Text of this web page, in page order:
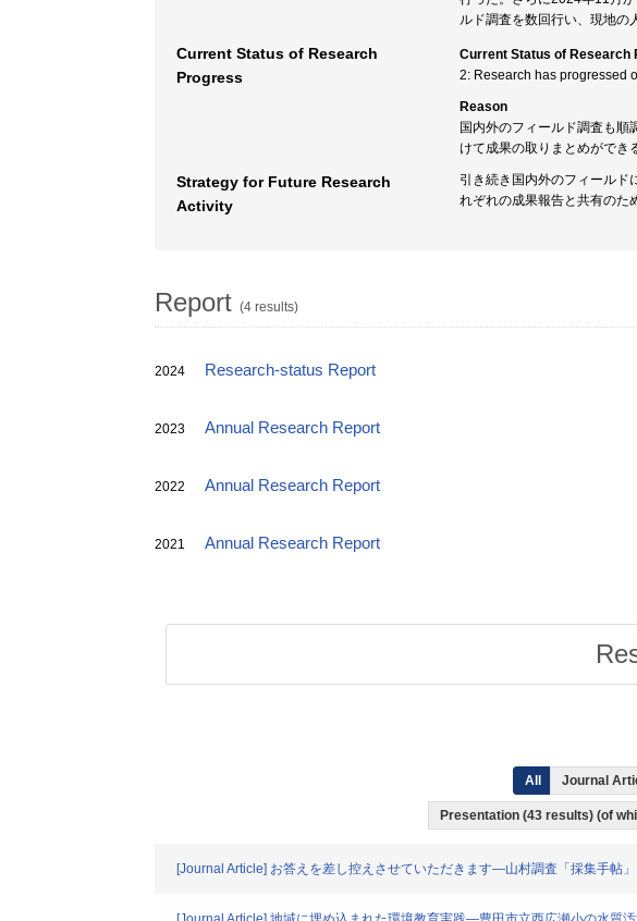
ルド調査を数回行い、現地の
Current Status of Research
Progress
Current Status of Research
2: Research has progressed
Reason
国内外のフィールド調査も順
けて成果の取りまとめができ
Strategy for Future Research
Activity
引き続き国内外のフィールド
れぞれの成果報告と共有のた
Report (4 results)
2024 Research-status Report
2023 Annual Research Report
2022 Annual Research Report
2021 Annual Research Report
All Journal
Presentation (43 results) (of
[Journal Article] お答えを差し控えさせていただきます―山村調査「採集手帖